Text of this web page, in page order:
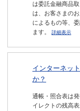
は委託金融商品
は、お客さまの
によるもの等、
ます。
詳細表示
インターネッ
か？
通帳・照合表は
イレクトの残高